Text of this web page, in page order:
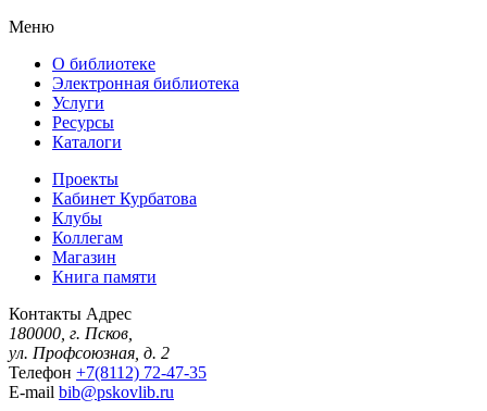
Меню
О библиотеке
Электронная библиотека
Услуги
Ресурсы
Каталоги
Проекты
Кабинет Курбатова
Клубы
Коллегам
Магазин
Книга памяти
Контакты Адрес
180000, г. Псков,
ул. Профсоюзная, д. 2
Телефон +7(8112) 72-47-35
E-mail bib@pskovlib.ru